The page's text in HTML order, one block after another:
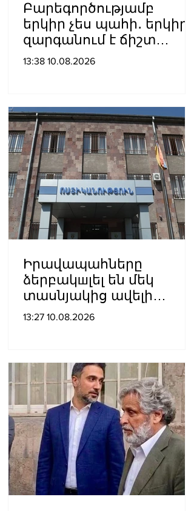
Բարեգործությամբ
երկիր չես պահի․ երկիրը
զարգանում է ճիշտ
տնտեսական
13:38 10.08.2026
Իրավապահները
ձերբակшլել են մեկ
տասնյակից ավելի
անձանց․
կատարված
խուլիգանnւթյունից
13:27 10.08.2026